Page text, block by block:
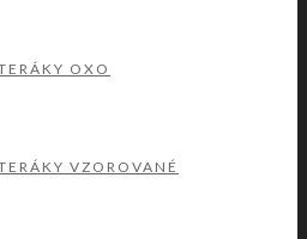
OXO
VZOROVANÉ